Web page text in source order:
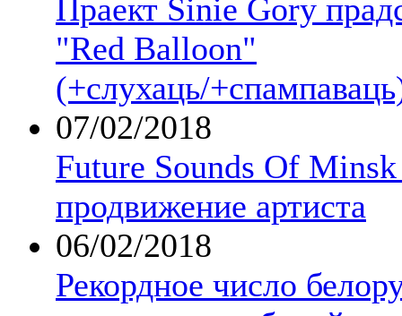
Праект Sinie Gory
"Red Balloon"
(+слухаць/
07/02/2018
Future Sounds Of
продвижение артиста
06/02/2018
Рекордное число